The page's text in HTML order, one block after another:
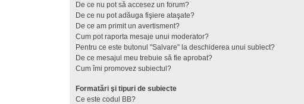
De ce nu pot să accesez un forum?
De ce nu pot adăuga fişiere ataşate?
De ce am primit un avertisment?
Cum pot raporta mesaje unui moderator?
Pentru ce este butonul "Salvare" la deschiderea unui subiect?
De ce mesajul meu trebuie să fie aprobat?
Cum îmi promovez subiectul?
Formatări şi tipuri de subiecte
Ce este codul BB?